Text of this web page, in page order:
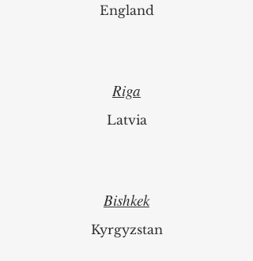
England
Riga
Latvia
Bishkek
Kyrgyzstan